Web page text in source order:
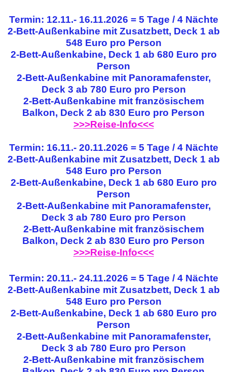
Termin: 12.11.- 16.11.2026 = 5 Tage / 4 Nächte
2-Bett-Außenkabine mit Zusatzbett, Deck 1 ab
548 Euro pro Person
2-Bett-Außenkabine, Deck 1 ab 680 Euro pro
Person
2-Bett-Außenkabine mit Panoramafenster,
Deck 3 ab 780 Euro pro Person
2-Bett-Außenkabine mit französischem
Balkon, Deck 2 ab 830 Euro pro Person
>>>Reise-Info<<<
Termin: 16.11.- 20.11.2026 = 5 Tage / 4 Nächte
2-Bett-Außenkabine mit Zusatzbett, Deck 1 ab
548 Euro pro Person
2-Bett-Außenkabine, Deck 1 ab 680 Euro pro
Person
2-Bett-Außenkabine mit Panoramafenster,
Deck 3 ab 780 Euro pro Person
2-Bett-Außenkabine mit französischem
Balkon, Deck 2 ab 830 Euro pro Person
>>>Reise-Info<<<
Termin: 20.11.- 24.11.2026 = 5 Tage / 4 Nächte
2-Bett-Außenkabine mit Zusatzbett, Deck 1 ab
548 Euro pro Person
2-Bett-Außenkabine, Deck 1 ab 680 Euro pro
Person
2-Bett-Außenkabine mit Panoramafenster,
Deck 3 ab 780 Euro pro Person
2-Bett-Außenkabine mit französischem